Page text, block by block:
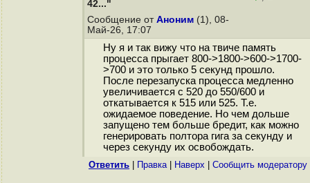
42..."
Сообщение от Аноним (1), 08-
Май-26, 17:07
Ну я и так вижу что на твиче память
процесса прыгает 800->1800->600->1700-
>700 и это только 5 секунд прошло.
После перезапуска процесса медленно
увеличивается с 520 до 550/600 и
откатывается к 515 или 525. Т.е.
ожидаемое поведение. Но чем дольше
запущено тем больше бредит, как можно
генерировать полтора гига за секунду и
через секунду их освобождать.
Ответить Правка| Наверх Cообщить модератору